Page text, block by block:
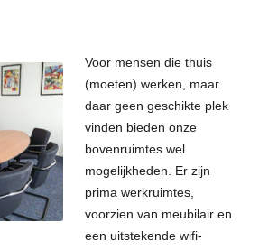
Voor mensen die thuis
(moeten) werken, maar
daar geen geschikte plek
vinden bieden onze
bovenruimtes wel
mogelijkheden. Er zijn
prima werkruimtes,
voorzien van meubilair en
een uitstekende wifi-